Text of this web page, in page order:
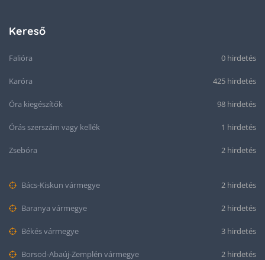
Kereső
Falióra 0 hirdetés
Karóra 425 hirdetés
Óra kiegészítők 98 hirdetés
Órás szerszám vagy kellék 1 hirdetés
Zsebóra 2 hirdetés
Bács-Kiskun vármegye 2 hirdetés
Baranya vármegye 2 hirdetés
Békés vármegye 3 hirdetés
Borsod-Abaúj-Zemplén vármegye 2 hirdetés